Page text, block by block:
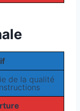
de la qualité